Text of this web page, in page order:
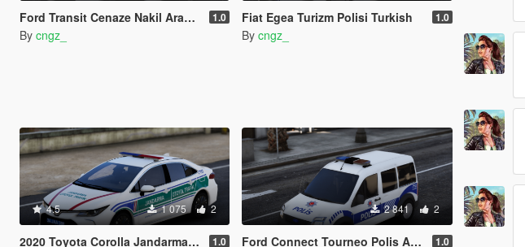
Ford Transit Cenaze Nakil Araci Turkish | ELS 1.0
By cngz_
Fiat Egea Turizm Polisi Turkish 1.0
By cngz_
4.5 1 075 2
2020 Toyota Corolla Jandarma Otoyol Trafik Turkish 1.0
2 841 2
Ford Connect Tourneo Polis Asayis Turkish 1.0